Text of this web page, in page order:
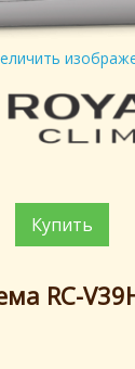
Купить
RC-